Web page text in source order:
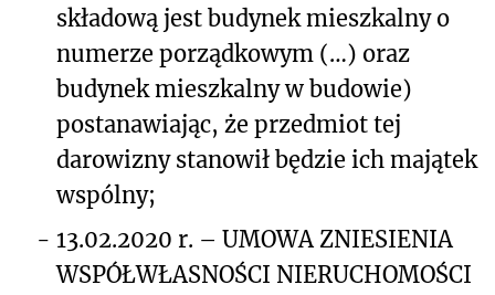
składową jest budynek mieszkalny o
numerze porządkowym (…) oraz
budynek mieszkalny w budowie)
postanawiając, że przedmiot tej
darowizny stanowił będzie ich majątek
wspólny;
- 13.02.2020 r. – UMOWA ZNIESIENIA
WSPÓŁWŁASNOŚCI NIERUCHOMOŚCI